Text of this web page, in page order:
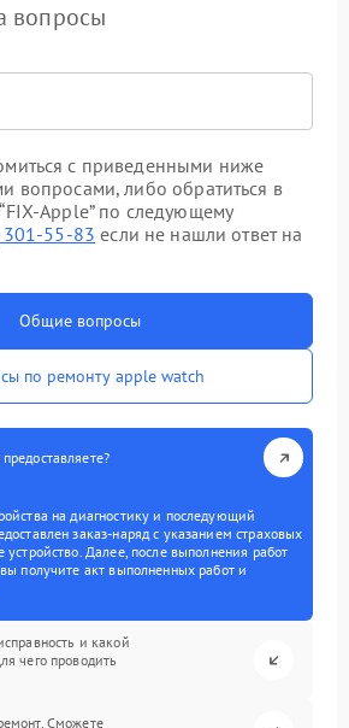
вопросы
с приведенными ниже
вопросами, либо обратиться в
Apple” по следующему
301-55-83 если не нашли ответ на
Общие вопросы
по ремонту apple watch
на диагностику и последующий
заказ-наряд с указанием страховых
устройство. Далее, после выполнения работ
получите акт выполненных работ и
и какой
чего проводить
Сможете